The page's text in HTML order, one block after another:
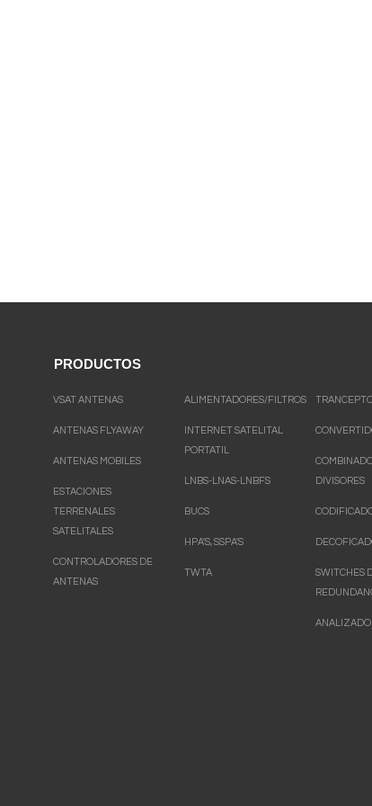
PRODUCTOS
VSAT ANTENAS
ANTENAS FLYAWAY
ANTENAS MOBILES
ESTACIONES
TERRENALES
SATELITALES
CONTROLADORES DE
ANTENAS
ALIMENTADORES/FILTROS
INTERNET SATELITAL
PORTATIL
LNBS-LNAS-LNBFS
BUCS
HPA'S, SSPA'S
TWTA
DIVISORES
SWITCHES